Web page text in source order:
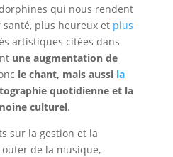
qui nous rendent
plus heureux et plus
artistiques citées dans
une augmentation de
le chant, mais aussi la
quotidienne et la
culturel.
sur la gestion et la
de la musique,